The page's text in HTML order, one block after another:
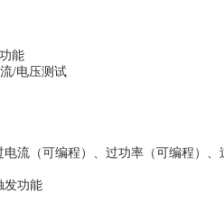
能
/电压测试
流（可编程）、过功率（可编程）
发功能